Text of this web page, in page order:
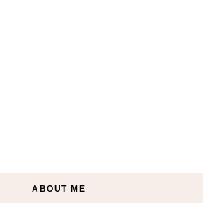
ABOUT ME